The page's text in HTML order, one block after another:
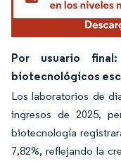
Por usuario
biotecnológicos
Los laboratorios de
ingresos de 2025,
biotecnología
7,82%, reflejando la